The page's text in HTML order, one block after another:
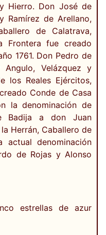
Hierro. Don José de
Ramírez de Arellano,
de Calatrava,
Frontera fue creado
1761. Don Pedro de
Velázquez y
los Reales Ejércitos,
Conde de Casa
la denominación de
Badija a don Juan
Herrán, Caballero de
denominación
de Rojas y Alonso
estrellas de azur